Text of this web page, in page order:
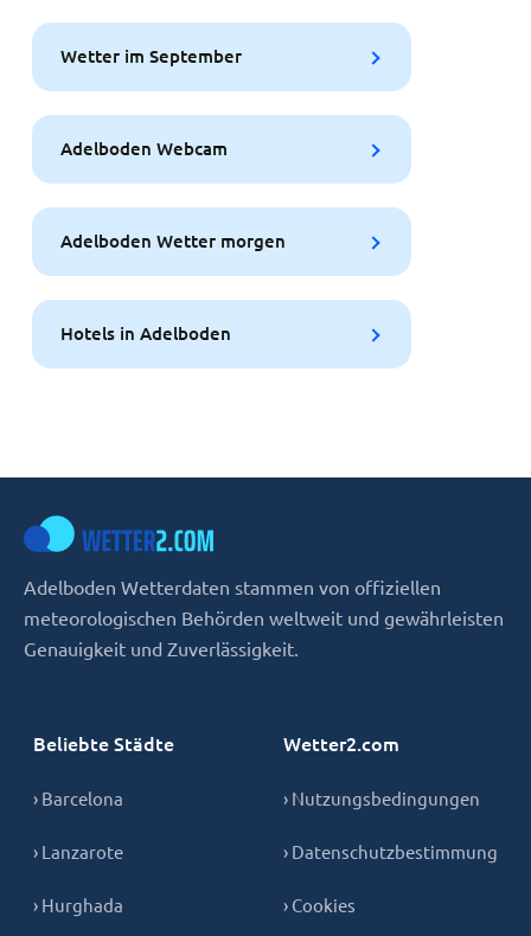
Wetter im September
Adelboden Webcam
Adelboden Wetter morgen
Hotels in Adelboden
Adelboden Wetterdaten stammen von offiziellen
meteorologischen Behörden weltweit und gewährleisten
Genauigkeit und Zuverlässigkeit.
Beliebte Städte
› Barcelona
› Lanzarote
› Hurghada
Wetter2.com
› Nutzungsbedingungen
› Datenschutzbestimmung
› Cookies